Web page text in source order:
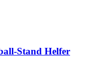
Stand Helfer